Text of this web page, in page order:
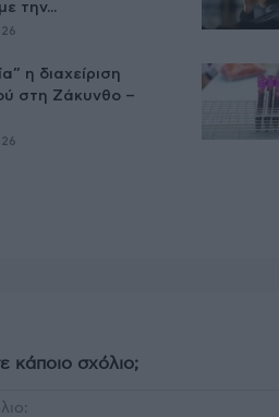
την...
η διαχείριση
στη Ζάκυνθο –
κάποιο σχόλιο;